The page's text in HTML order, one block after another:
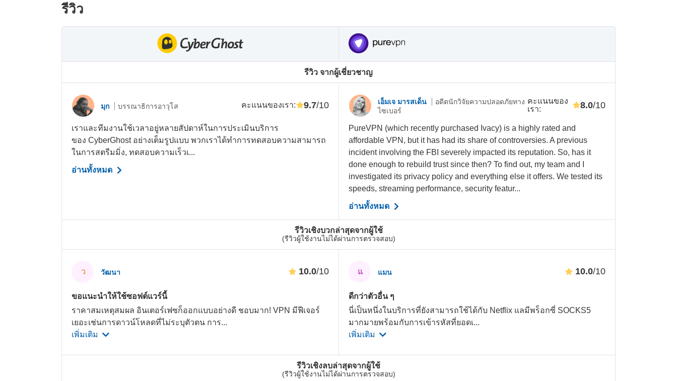
รีวิว
รีวิว จากผู้เชี่ยวชาญ
รีวิวเชิงบวกล่าสุดจากผู้ใช้
(รีวิวผู้ใช้งานไม่ได้ผ่านการตรวจสอบ)
รีวิวเชิงลบล่าสุดจากผู้ใช้
(รีวิวผู้ใช้งานไม่ได้ผ่านการตรวจสอบ)
มุก บรรณาธิการอาวุโส คะแนนของเรา: 9.7/10
เราและทีมงานใช้เวลาอยู่หลายสัปดาห์ในการประเมินบริการ
ของ CyberGhost อย่างเต็มรูปแบบ พวกเราได้ทำการทดสอบความสามารถ
ในการสตรีมมิ่ง, ทดสอบความเร็วเ...
อ่านทั้งหมด
ว วัฒนา 10.0/10
ขอแนะนำให้ใช้ซอฟต์แวร์นี้
ราคาสมเหตุสมผล อินเตอร์เฟซก็ออกแบบอย่างดี ชอบมาก! VPN มีฟีเจอร์
เยอะเช่นการดาวน์โหลดที่ไม่ระบุตัวตน การ...
เพิ่มเติม
เอ็มเจ มารสเด็น
อดีตนักวิจัยความปลอดภัยทาง
ไซเบอร์
คะแนนของ
เรา: 8.0/10
PureVPN (which recently purchased Ivacy) is a highly rated and
affordable VPN, but it has had its share of controversies. A previous
incident involving the FBI severely impacted its reputation. So, has it
done enough to rebuild trust since then? To find out, my team and I
investigated its privacy policy and everything else it offers. We tested its
speeds, streaming performance, security featur...
อ่านทั้งหมด
แ แมน 10.0/10
ดีกว่าตัวอื่น ๆ
นี่เป็นหนึ่งในบริการที่ยังสามารถใช้ได้กับ Netflix แลมีพร็อกซี่ SOCKS5
มากมายพร้อมกับการเข้ารหัสที่ยอดเ...
เพิ่มเติม